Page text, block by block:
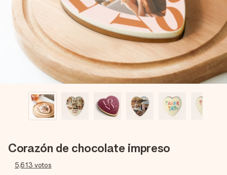
un mensaje que llegue al corazón. Sin complicaciones, solo
todo el amor para el momento.
Corazón de chocolate impreso
5,613 votos